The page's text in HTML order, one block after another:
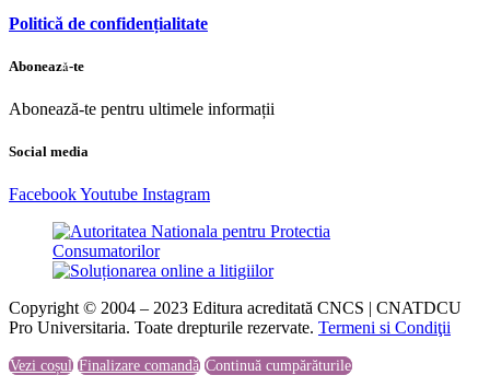
Politică de confidențialitate
Abonează-te
Abonează-te pentru ultimele informații
Social media
FacebookYoutube Instagram
Copyright © 2004 – 2023 Editura acreditată CNCS | CNATDCU
Pro Universitaria. Toate drepturile rezervate. Termeni si Condiţii
Vezi coșul Finalizare comandă Continuă cumpărăturile